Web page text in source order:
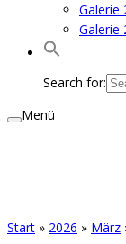
Galerie
Galerie
Search for:
Menü
Start » 2026 » März